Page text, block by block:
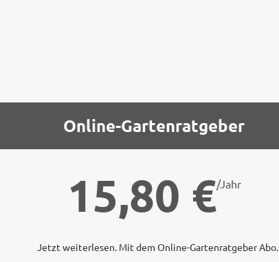
Online-Gartenratgeber
15,80 €/Jahr
Jetzt weiterlesen. Mit dem Online-Gartenratgeber Abo.